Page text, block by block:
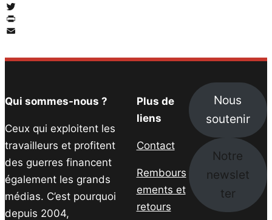
Facebook
Twitter
PrintFriendly
Qui sommes-nous ?
Ceux qui exploitent les
travailleurs et profitent
des guerres financent
également les grands
médias. C’est pourquoi
depuis 2004,
Plus de
liens
Contact
Rembours
ements et
retours
Nous
soutenir
Notre
newslet
ter